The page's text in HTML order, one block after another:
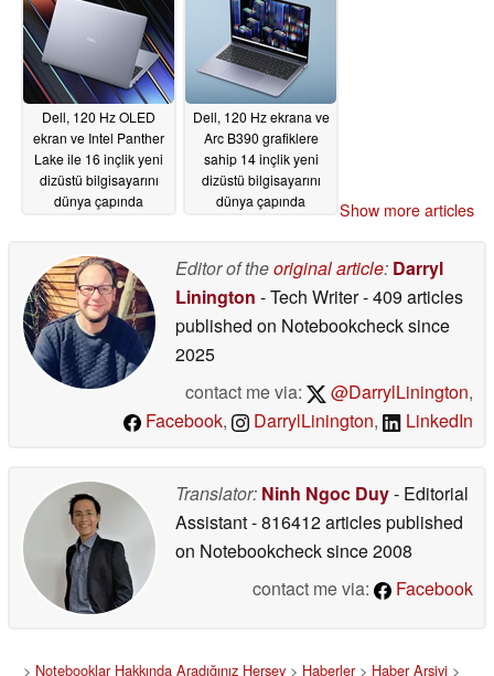
Dell, 120 Hz OLED
ekran ve Intel Panther
Lake ile 16 inçlik yeni
dizüstü bilgisayarını
dünya çapında
Dell, 120 Hz ekrana ve
Arc B390 grafiklere
sahip 14 inçlik yeni
dizüstü bilgisayarını
dünya çapında
Show more articles
Editor of theoriginal article: Darryl
Linington - Tech Writer- 409 articles
published on Notebookchecksince
2025
contact me via:
@DarrylLinington,
Facebook, DarrylLinington, LinkedIn
Translator: Ninh Ngoc Duy- Editorial
Assistant- 816412 articles published
on Notebookchecksince 2008
contact me via:
Facebook
> Notebooklar Hakkında Aradığınız Herşey > Haberler> Haber Arşivi >